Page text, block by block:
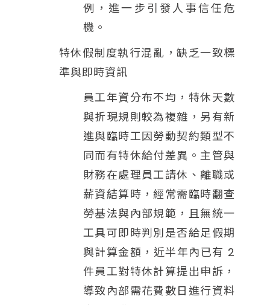
例，進一步引發人事信任危
機。
特休假制度執行混亂，缺乏一致標
準與即時資訊
員工年資分布不均，特休天數
與折現規則較為複雜，另有新
進與臨時工因勞動契約類型不
同而有特休給付差異。主管與
財務在處理員工請休、離職或
薪資結算時，經常需臨時翻查
勞基法與內部規範，且無統一
工具可即時判別是否給足假期
與計算金額，近半年內已有 2
件員工對特休計算提出申訴，
導致內部需花費數日進行資料